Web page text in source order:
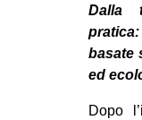
Dalla
basate
ed
Dopo